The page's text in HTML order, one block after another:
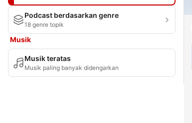
Podcast berdasarkan genre
18 genre topik
Musik
Musik teratas
Musik paling banyak didengarkan